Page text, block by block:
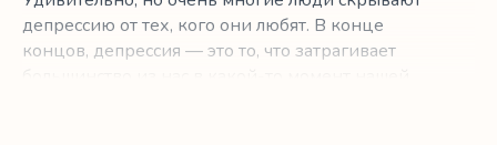
депрессию от тех, кого они любят. В конце
концов, депрессия — это то, что затрагивает